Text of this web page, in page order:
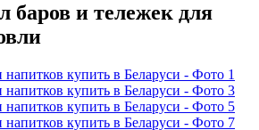
и тележек для